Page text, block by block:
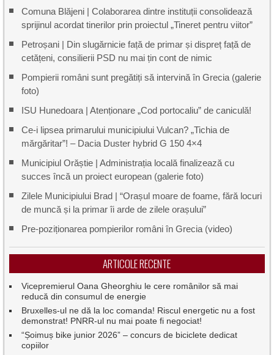
Comuna Blăjeni | Colaborarea dintre instituții consolidează
sprijinul acordat tinerilor prin proiectul „Tineret pentru viitor”
Petroșani | Din slugărnicie față de primar și dispreț față de
cetățeni, consilierii PSD nu mai țin cont de nimic
Pompierii români sunt pregătiți să intervină în Grecia (galerie
foto)
ISU Hunedoara | Atenționare „Cod portocaliu” de caniculă!
Ce-i lipsea primarului municipiului Vulcan? „Tichia de
mărgăritar”! – Dacia Duster hybrid G 150 4×4
Municipiul Orăștie | Administrația locală finalizează cu
succes încă un proiect european (galerie foto)
Zilele Municipiului Brad | “Orașul moare de foame, fără locuri
de muncă și la primar îi arde de zilele orașului”
Pre-poziționarea pompierilor români în Grecia (video)
ARTICOLE RECENTE
Vicepremierul Oana Gheorghiu le cere românilor să mai
reducă din consumul de energie
Bruxelles-ul ne dă la loc comanda! Riscul energetic nu a fost
demonstrat! PNRR-ul nu mai poate fi negociat!
“Șoimuș bike junior 2026” – concurs de biciclete dedicat
copiilor